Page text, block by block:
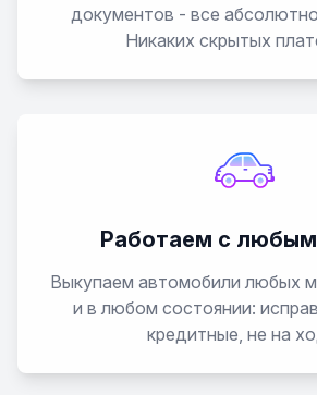
документов - все
Никаких скрытых
Работаем с
Выкупаем автомобили любых
и в любом состоянии:
кредитные, не на